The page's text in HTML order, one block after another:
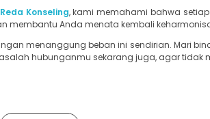
Reda Konseling, kami memahami bahwa
membantu Anda menata kembali
menanggung beban ini sendirian. Mari
hubunganmu sekarang juga, agar tidak